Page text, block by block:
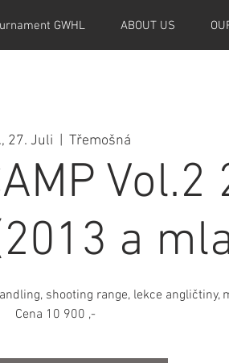
GWHL ABOUT US
27. Juli Třemošná
Vol.2
a
shooting range, lekce
Cena 10 900 ,-